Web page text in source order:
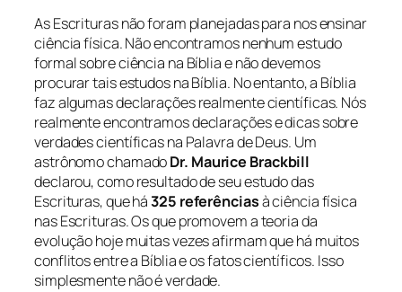
As Escrituras não foram planejadas para nos ensinar
ciência física. Não encontramos nenhum estudo
formal sobre ciência na Bíblia e não devemos
procurar tais estudos na Bíblia. No entanto, a Bíblia
faz algumas declarações realmente científicas. Nós
realmente encontramos declarações e dicas sobre
verdades científicas na Palavra de Deus. Um
astrônomo chamadoDr. Maurice Brackbill
declarou, como resultado de seu estudo das
Escrituras, que há325 referênciasà ciência física
nas Escrituras. Os que promovem a teoria da
evolução hoje muitas vezes afirmam que há muitos
conflitos entre a Bíblia e os fatos científicos. Isso
simplesmente não é verdade.